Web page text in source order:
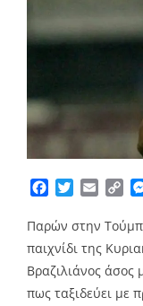
Facebook
TwitterEmail
Παρών στην
παιχνίδι της
Βραζιλιάνος
πως ταξιδεύει με